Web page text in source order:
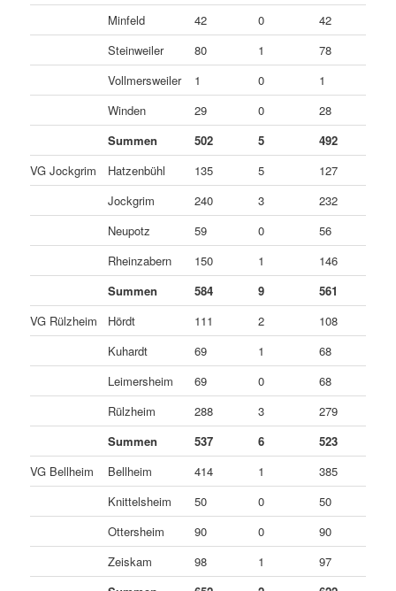
Minfeld
42 0 42
Steinweiler
80 1 78
Vollmersweiler
1 0 1
Winden
29 0 28
Summen
502 5 492
VG Jockgrim
Hatzenbühl 135 5 127
Jockgrim
240 3 232
Neupotz
59 0 56
Rheinzabern
150 1 146
Summen
584 9 561
VG Rülzheim
Hördt 111 2 108
Kuhardt
69 1 68
Leimersheim
69 0 68
Rülzheim
288 3 279
Summen
537 6 523
VG Bellheim
Bellheim 414 1 385
Knittelsheim
50 0 50
Ottersheim
90 0 90
Zeiskam
98 1 97